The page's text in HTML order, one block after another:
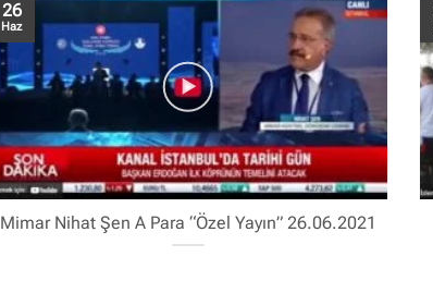
Mimar Nihat Şen A Para “Özel Yayın” 26.06.2021
26
Haz